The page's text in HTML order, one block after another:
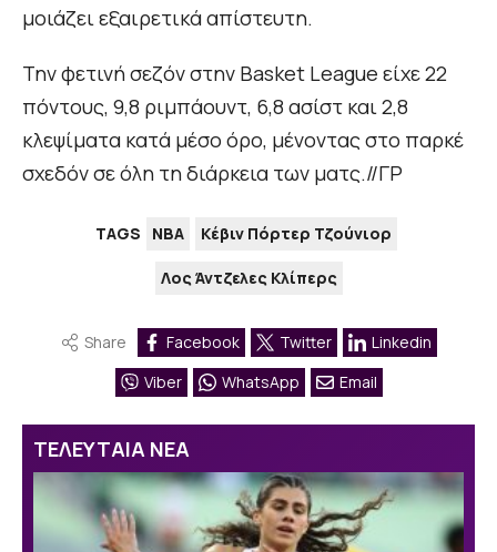
μοιάζει εξαιρετικά απίστευτη.
Την φετινή σεζόν στην Basket League είχε 22
πόντους, 9,8 ριμπάουντ, 6,8 ασίστ και 2,8
κλεψίματα κατά μέσο όρο, μένοντας στο παρκέ
σχεδόν σε όλη τη διάρκεια των ματς.//ΓΡ
TAGS NBA Κέβιν Πόρτερ Τζούνιορ
Λος Άντζελες Κλίπερς
Share Facebook Twitter
Linkedin
Viber
WhatsApp Email
ΤΕΛΕΥΤΑΙΑ ΝΕΑ